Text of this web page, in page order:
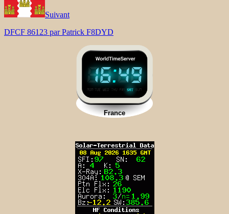
Suivant
DFCF 86123 par Patrick F8DYD